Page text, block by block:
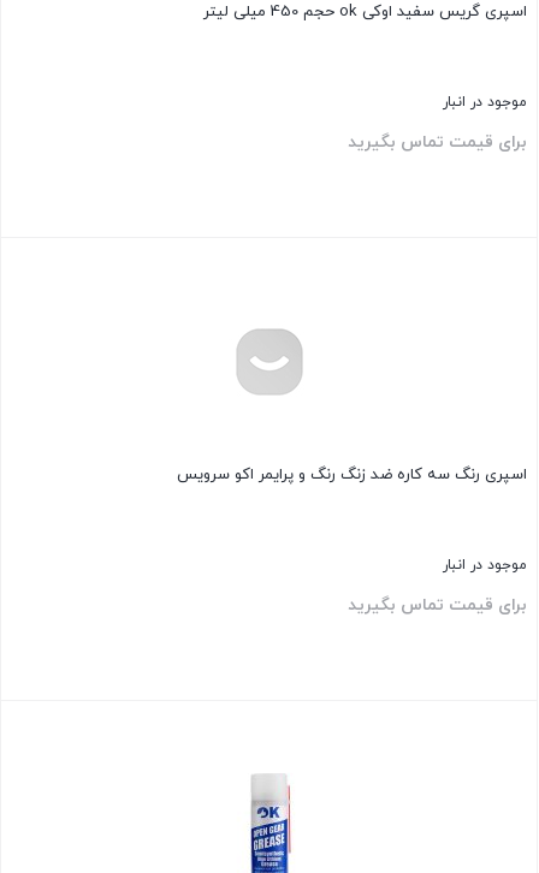
اسپری گریس سفید اوکی ok حجم 450 میلی لیتر
موجود در انبار
برای قیمت تماس بگیرید
اسپری رنگ سه‌ کاره ضد زنگ رنگ و پرایمر اکو سرویس
موجود در انبار
برای قیمت تماس بگیرید